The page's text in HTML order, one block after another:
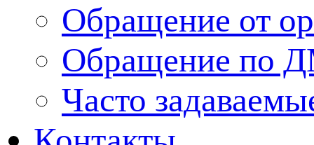
Обращение от
Обращение по
Часто